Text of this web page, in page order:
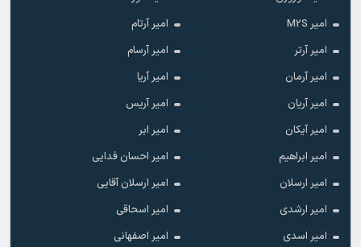
امیر M2S
امیر آرتام
امیر آرتر
امیر آرسام
امیر آرمان
امیر آریا
امیر آریان
امیر آریس
امیر آیکان
امیر ابر
امیر ابراهیم
امیر احسان فدایی
امیر ارسلان
امیر ارسلان آقایی
امیر ارشدی
امیر اسحاقی
امیر اسدی
امیر اصفهانی